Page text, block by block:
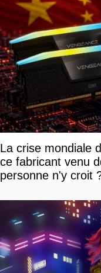
La crise mondiale
ce fabricant venu
personne n'y croit